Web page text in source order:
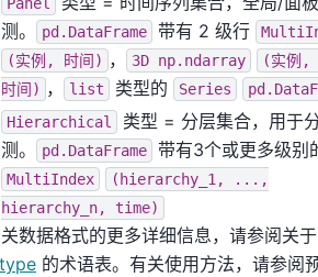
测。
pd.DataFrame 带有 2 级行
(实例,
时间) ， 3D np.ndarray
(实例,
时间) ， list 类型的 Series
Hierarchical
类型 = 分层集合，用于
测。
pd.DataFrame 带有3个或更多级别
MultiIndex (hierarchy_1,
...,
hierarchy_n,
time)
数据格式的更多详细信息，请参阅关于
的术语表。有关使用方法，请参阅